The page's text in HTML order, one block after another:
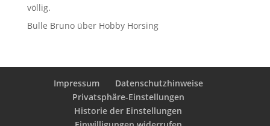
völlig.
Bulle Bruno über Hobby Horsing
Impressum
Datenschutzhinweise
Privatsphäre-Einstellungen
Historie der Einstellungen